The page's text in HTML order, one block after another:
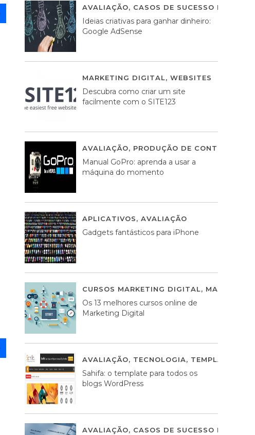
AVALIAÇÃO, CASOS DE SUCESSO DE
Ideias criativas para ganhar dinheiro:
Google AdSense
MARKETING DIGITAL, WEBSITES
Descubra como criar um site
facilmente com o SITE123
AVALIAÇÃO, PRODUÇÃO DE CONTEÚDOS
Manual GoPro: aprenda a usar a
máquina do momento
APLICATIVOS, AVALIAÇÃO
Gadgets fantásticos para iPhone
CURSOS MARKETING DIGITAL,
Os 13 melhores cursos online de
Marketing Digital
AVALIAÇÃO, TECNOLOGIA, TEMPLATES
Sahifa: o template para todos os
blogs WordPress
AVALIAÇÃO, CASOS DE SUCESSO DE